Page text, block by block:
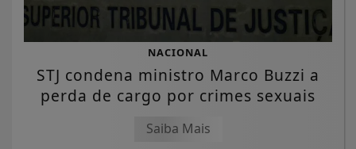
NACIONAL
STJ condena ministro Marco Buzzi a
perda de cargo por crimes sexuais
Saiba Mais